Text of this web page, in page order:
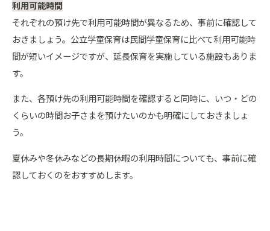
利用可能時間
それぞれの預け先で利用可能時間が異なるため、事前に確認して
おきましょう。公立学童保育は民間学童保育に比べて利用可能時
間が短いイメージですが、延長保育を実施している施設もありま
す。
また、各預け先の利用可能時間を確認すると同時に、いつ・どの
くらいの時間お子さまを預けたいのかも明確にしておきましょ
う。
夏休みや冬休みなどの長期休暇の利用時間についても、事前に確
認しておくのをおすすめします。